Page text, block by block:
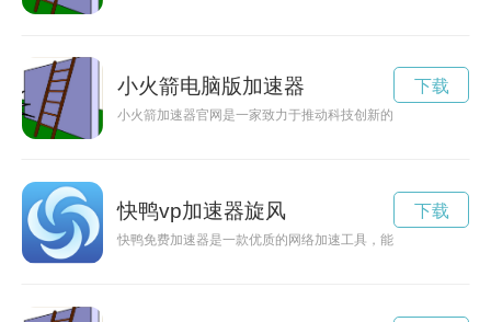
小火箭电脑版加速器
小火箭加速器官网是一家致力于推动科技创新的平台，为用户
下载
快鸭vp加速器旋风
快鸭免费加速器是一款优质的网络加速工具，能够帮助用户快
下载